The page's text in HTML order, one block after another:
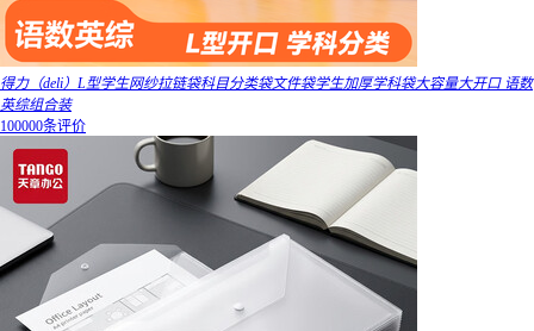
得力（deli）L型学生网纱拉链袋科目分类袋文件袋学生加厚学科袋大容量大开口 语数
英综组合装
100000条评价